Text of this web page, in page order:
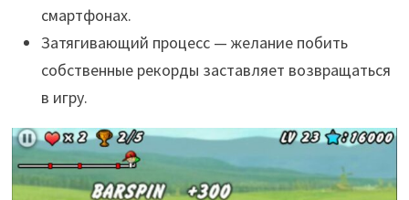
смартфонах.
Затягивающий процесс — желание побить
собственные рекорды заставляет возвращаться
в игру.